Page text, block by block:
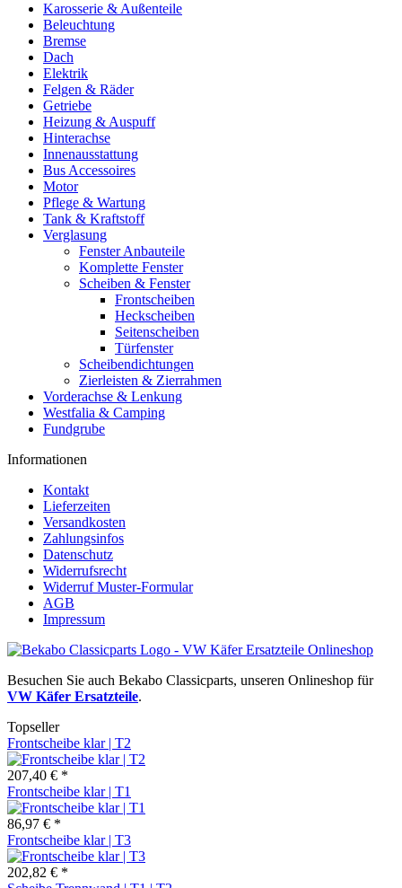
Karosserie & Außenteile
Beleuchtung
Bremse
Dach
Elektrik
Felgen & Räder
Getriebe
Heizung & Auspuff
Hinterachse
Innenausstattung
Bus Accessoires
Motor
Pflege & Wartung
Tank & Kraftstoff
Verglasung
Fenster Anbauteile
Komplette Fenster
Scheiben & Fenster
Frontscheiben
Heckscheiben
Seitenscheiben
Türfenster
Scheibendichtungen
Zierleisten & Zierrahmen
Vorderachse & Lenkung
Westfalia & Camping
Fundgrube
Informationen
Kontakt
Lieferzeiten
Versandkosten
Zahlungsinfos
Datenschutz
Widerrufsrecht
Widerruf Muster-Formular
AGB
Impressum
Besuchen Sie auch Bekabo Classicparts, unseren Onlineshop für
VW Käfer Ersatzteile.
Topseller
Frontscheibe klar | T2
207,40 € *
Frontscheibe klar | T1
86,97 € *
Frontscheibe klar | T3
202,82 € *